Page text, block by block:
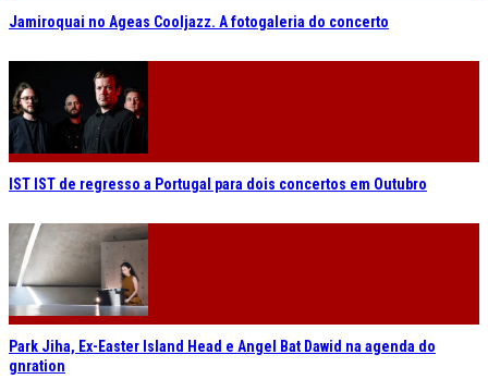
Jamiroquai no Ageas Cooljazz. A fotogaleria do concerto
IST IST de regresso a Portugal para dois concertos em Outubro
Park Jiha, Ex-Easter Island Head e Angel Bat Dawid na agenda do
gnration